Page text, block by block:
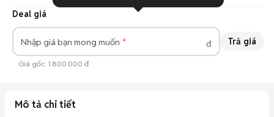
Cam kết hàng đúng mô tả, bảo hành ít nhất 3 tháng, hỗ trợ đổi
Deal giá
Nhập giá bạn mong muốn đ Trả giá
Giá gốc: 1.800.000 đ
Mô tả chi tiết